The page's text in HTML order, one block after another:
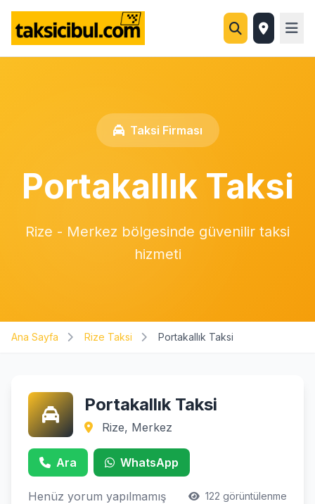
Taksi Firması
Portakallık Taksi
Rize - Merkez bölgesinde güvenilir taksi
hizmeti
Ana Sayfa Rize Taksi Portakallık Taksi
Portakallık Taksi
Rize, Merkez
Ara WhatsApp
Henüz yorum yapılmamış 122 görüntülenme